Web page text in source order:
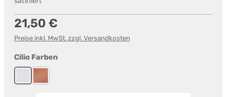
Regulärer Preis:
21,50 €
Preise inkl. MwSt. zzgl. Versandkosten
Cilio Farbenauswählen
Edelstahl
Kupfer